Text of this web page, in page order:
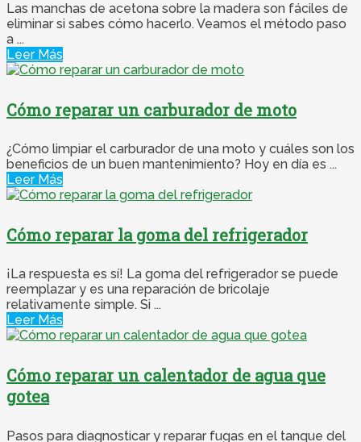
Las manchas de acetona sobre la madera son fáciles de
eliminar si sabes cómo hacerlo. Veamos el método paso
a ...
Leer Más
Cómo reparar un carburador de moto
¿Cómo limpiar el carburador de una moto y cuáles son los
beneficios de un buen mantenimiento? Hoy en día es ...
Leer Más
Cómo reparar la goma del refrigerador
¡La respuesta es sí! La goma del refrigerador se puede
reemplazar y es una reparación de bricolaje
relativamente simple. Si ...
Leer Más
Cómo reparar un calentador de agua que
gotea
Pasos para diagnosticar y reparar fugas en el tanque del